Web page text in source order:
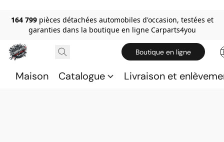
164 799 pièces détachées automobiles d'occasion, testées et
garanties dans la boutique en ligne Carparts4you
Boutique en ligne
Maison Catalogue Livraison et